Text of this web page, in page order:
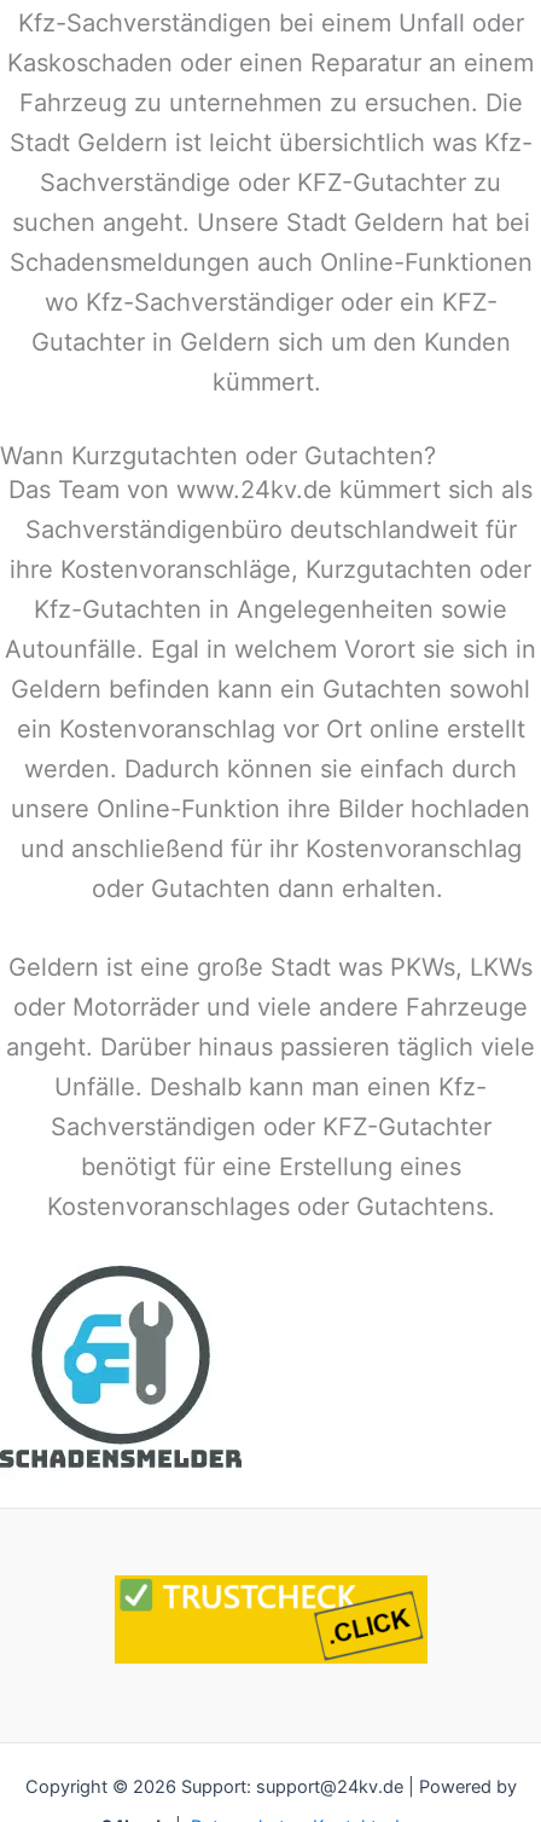
Kfz-Sachverständigen bei einem Unfall oder
Kaskoschaden oder einen Reparatur an einem
Fahrzeug zu unternehmen zu ersuchen. Die
Stadt Geldern ist leicht übersichtlich was Kfz-
Sachverständige oder KFZ-Gutachter zu
suchen angeht. Unsere Stadt Geldern hat bei
Schadensmeldungen auch Online-Funktionen
wo Kfz-Sachverständiger oder ein KFZ-
Gutachter in Geldern sich um den Kunden
kümmert.
Wann Kurzgutachten oder Gutachten?
Das Team von www.24kv.de kümmert sich als
Sachverständigenbüro deutschlandweit für
ihre Kostenvoranschläge, Kurzgutachten oder
Kfz-Gutachten in Angelegenheiten sowie
Autounfälle. Egal in welchem Vorort sie sich in
Geldern befinden kann ein Gutachten sowohl
ein Kostenvoranschlag vor Ort online erstellt
werden. Dadurch können sie einfach durch
unsere Online-Funktion ihre Bilder hochladen
und anschließend für ihr Kostenvoranschlag
oder Gutachten dann erhalten.
Geldern ist eine große Stadt was PKWs, LKWs
oder Motorräder und viele andere Fahrzeuge
angeht. Darüber hinaus passieren täglich viele
Unfälle. Deshalb kann man einen Kfz-
Sachverständigen oder KFZ-Gutachter
benötigt für eine Erstellung eines
Kostenvoranschlages oder Gutachtens.
Copyright © 2026 Support: support@24kv.de | Powered by